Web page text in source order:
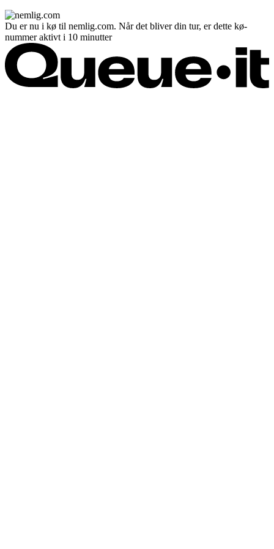
Du er nu i kø til nemlig.com. Når det bliver din tur, er dette kø-
nummer aktivt i 10 minutter